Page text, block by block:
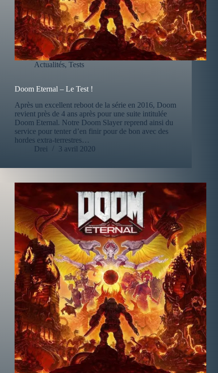
Actualités, Tests
Doom Eternal – Le Test !
Après un excellent reboot de la série en 2016, Doom
revient près de 4 ans après pour une suite intitulée
Doom Eternal. Notre Doom Slayer reprend ainsi du
service pour tenter d’en finir pour de bon avec des
hordes extra-terrestres…
Drei
3 avril 2020